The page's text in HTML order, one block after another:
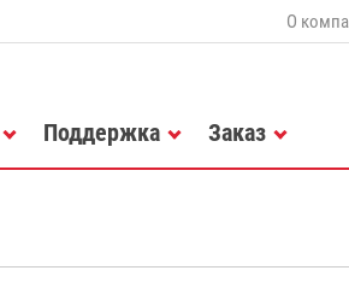
О
Поддержка Заказ